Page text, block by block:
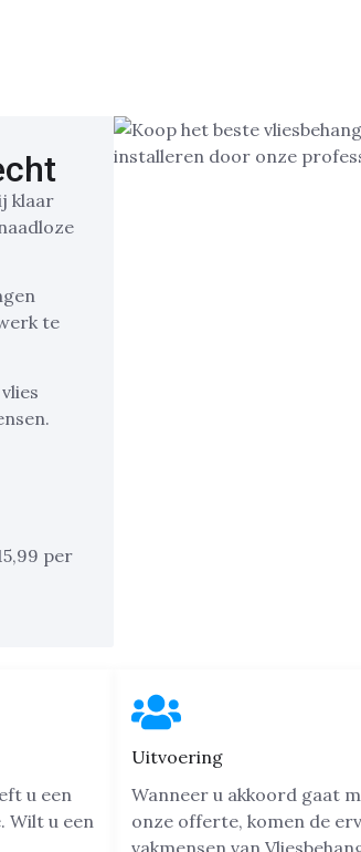
klaar
te
per
u een
Wilt u een
Uitvoering
Wanneer u akkoord gaat
onze offerte, komen de
vakmensen van